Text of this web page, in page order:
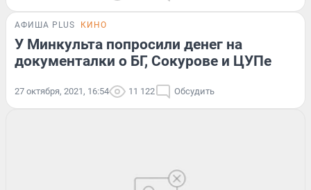
АФИША PLUS КИНО
У Минкульта попросили денег на
документалки о БГ, Сокурове и ЦУПе
27 октября, 2021, 16:54 11 122 Обсудить